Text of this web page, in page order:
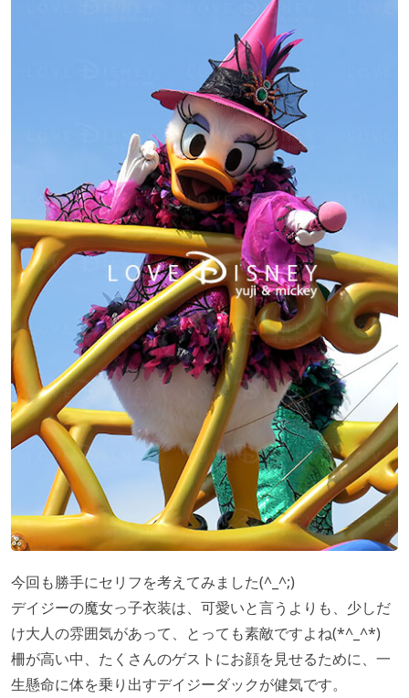
今回も勝手にセリフを考えてみました(^_^;)
デイジーの魔女っ子衣装は、可愛いと言うよりも、少しだ
け大人の雰囲気があって、とっても素敵ですよね(*^_^*)
柵が高い中、たくさんのゲストにお顔を見せるために、一
生懸命に体を乗り出すデイジーダックが健気です。